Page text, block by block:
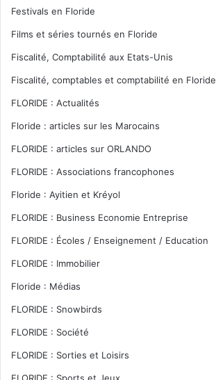
Festivals en Floride
Films et séries tournés en Floride
Fiscalité, Comptabilité aux Etats-Unis
Fiscalité, comptables et comptabilité en Floride
FLORIDE : Actualités
Floride : articles sur les Marocains
FLORIDE : articles sur ORLANDO
FLORIDE : Associations francophones
Floride : Ayitien et Kréyol
FLORIDE : Business Economie Entreprise
FLORIDE : Écoles / Enseignement / Education
FLORIDE : Immobilier
Floride : Médias
FLORIDE : Snowbirds
FLORIDE : Société
FLORIDE : Sorties et Loisirs
FLORIDE : Sports et Jeux